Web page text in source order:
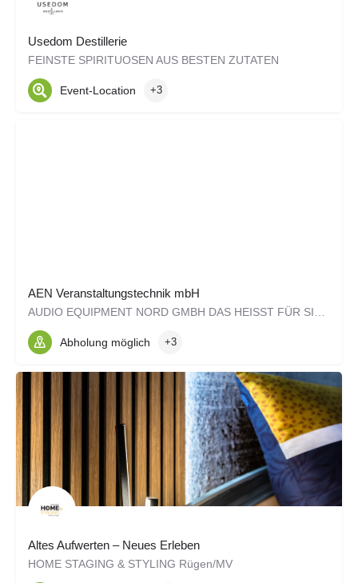
Usedom Destillerie
FEINSTE SPIRITUOSEN AUS BESTEN ZUTATEN
Event-Location +3
AEN Veranstaltungstechnik mbH
Abholung möglich +3
Altes Aufwerten – Neues Erleben
HOME STAGING & STYLING Rügen/MV